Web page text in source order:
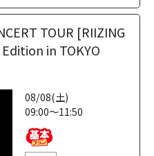
TOUR [RIIZING
in TOKYO
08/08(土)
09:00～11:50